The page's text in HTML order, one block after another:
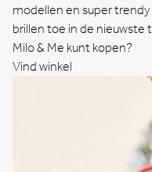
modellen en super trendy
brillen toe in de nieuwste
Milo & Me kunt kopen?
Vind winkel